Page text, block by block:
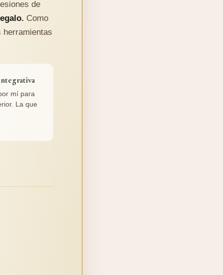
de
Como
herramientas
mí para
La que